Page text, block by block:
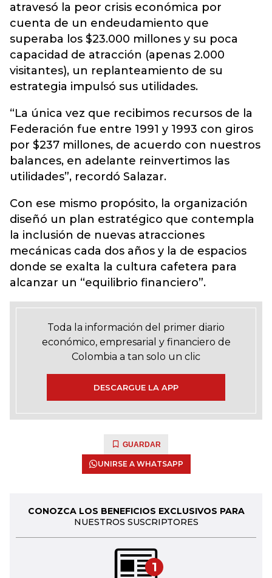
atravesó la peor crisis económica por
cuenta de un endeudamiento que
superaba los $23.000 millones y su poca
capacidad de atracción (apenas 2.000
visitantes), un replanteamiento de su
estrategia impulsó sus utilidades.
“La única vez que recibimos recursos de la
Federación fue entre 1991 y 1993 con giros
por $237 millones, de acuerdo con nuestros
balances, en adelante reinvertimos las
utilidades”, recordó Salazar.
Con ese mismo propósito, la organización
diseñó un plan estratégico que contempla
la inclusión de nuevas atracciones
mecánicas cada dos años y la de espacios
donde se exalta la cultura cafetera para
alcanzar un “equilibrio financiero”.
Toda la información del primer diario
económico, empresarial y financiero de
Colombia a tan solo un clic
DESCARGUE LA APP
GUARDAR
UNIRSE A WHATSAPP
CONOZCA LOS BENEFICIOS EXCLUSIVOS PARA
NUESTROS SUSCRIPTORES
1